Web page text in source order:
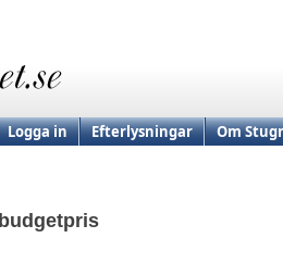
Logga in Efterlysningar Om